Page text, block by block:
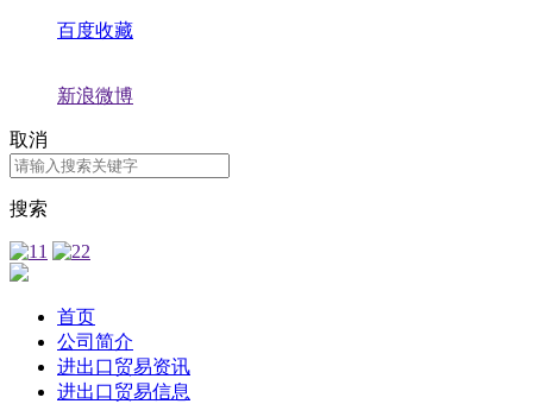
百度收藏
新浪微博
取消
搜索
首页
公司简介
进出口贸易资讯
进出口贸易信息